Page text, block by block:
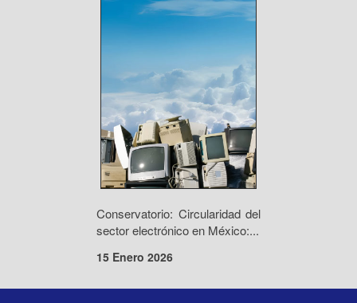
Conservatorio: Circularidad del
sector electrónico en México:...
15 Enero 2026